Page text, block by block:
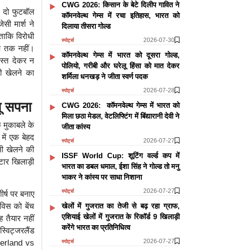
फुटबॉल
मार्श ने
विरोधी
तक नहीं।
देकर न
खेलने का
सपना
मुकाबले के
में एक बेहद
खेलने की
खिलाड़ी
पर बनाए
को बेंच
तैयार नहीं
vs
CWG 2026: किसान के बेटे दिलीप गावित ने
कॉमनवेल्थ गेम्स में रचा इतिहास, भारत को
दिलाया तीसरा गोल्ड
स्पोर्ट्स 2026-07-30
कॉमनवेल्थ गेम्स में भारत को दूसरा गोल्ड,
पोलियो, गरीबी और घरेलू हिंसा को मात देकर
शर्मिला धनखड़ ने जीता स्वर्ण पदक
स्पोर्ट्स 2026-07-28
CWG 2026: कॉमनवेल्थ गेम्स में भारत को
मिला छठा मेडल, वेटलिफ्टिंग में बिंद्यारानी देवी ने
जीता कांस्य
स्पोर्ट्स 2026-07-27
ISSF World Cup: शूटिंग वर्ल्ड कप में
भारत का डबल धमाल, ईशा सिंह ने गोल्ड तो मनु
भाकर ने कांस्य पर साधा निशाना
स्पोर्ट्स 2026-07-27
खेलों में गुजरात का तेजी से बढ़ रहा ग्राफ,
एशियाई खेलों में गुजरात के रिकॉर्ड 9 खिलाड़ी
करेंगे भारत का प्रतिनिधित्व
स्पोर्ट्स 2026-07-27